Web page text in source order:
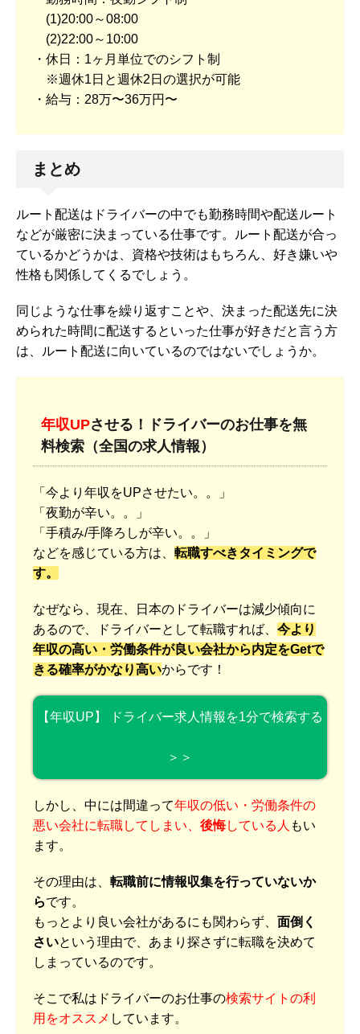
(1)20:00～08:00
(2)22:00～10:00
・休日：1ヶ月単位でのシフト制
※週休1日と週休2日の選択が可能
・給与：28万〜36万円〜
まとめ
ルート配送はドライバーの中でも勤務時間や配送ルート
などが厳密に決まっている仕事です。ルート配送が合っ
ているかどうかは、資格や技術はもちろん、好き嫌いや
性格も関係してくるでしょう。
同じような仕事を繰り返すことや、決まった配送先に決
められた時間に配送するといった仕事が好きだと言う方
は、ルート配送に向いているのではないでしょうか。
年収UPさせる！ドライバーのお仕事を無
料検索（全国の求人情報）
「今より年収をUPさせたい。。」
「夜勤が辛い。。」
「手積み/手降ろしが辛い。。」
などを感じている方は、 転職すべきタイミングで
す。
なぜなら、現在、日本のドライバーは減少傾向に
あるので、ドライバーとして転職すれば、 今より
年収の高い・労働条件が良い会社から内定をGetで
きる確率がかなり高いからです！
【年収UP】 ドライバー求人情報を1分で検索する
＞＞
しかし、中には間違って年収の低い・労働条件の
悪い会社に転職してしまい、 後悔している人 もい
ます。
その理由は、 転職前に情報収集を行っていないか
らです。
もっとより良い会社があるにも関わらず、 面倒く
さいという理由で、あまり探さずに転職を決めて
しまっているのです。
そこで私はドライバーのお仕事の検索サイトの利
用をオススメ しています。